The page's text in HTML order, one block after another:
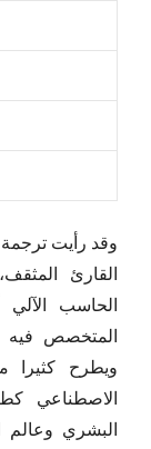
وقد رأيت ترجمة
القارئ
الحاسب
المتخصص فيه
ويطرح كثيرا
الاصطناعي
البشري وعالم